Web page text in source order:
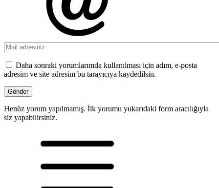
Daha sonraki yorumlarımda kullanılması için adım, e-posta
adresim ve site adresim bu tarayıcıya kaydedilsin.
Henüz yorum yapılmamış. İlk yorumu yukarıdaki form aracılığıyla
siz yapabilirsiniz.